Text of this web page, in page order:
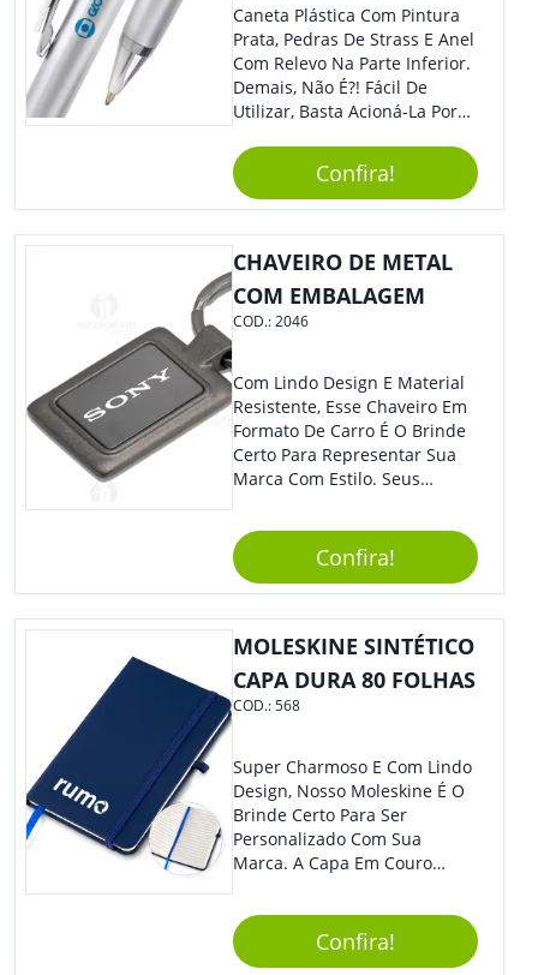
Contratos Com Elegância E
Segurança.
Caneta Plástica Com Pintura
Prata, Pedras De Strass E Anel
Com Relevo Na Parte Inferior.
Demais, Não É?! Fácil De
Utilizar, Basta Acioná-La Por
Confira!
CHAVEIRO DE METAL
COM EMBALAGEM
COD.:2046
Com Lindo Design E Material
Resistente, Esse Chaveiro Em
Formato De Carro É O Brinde
Certo Para Representar Sua
Marca Com Estilo. Seus
Adorar.
Confira!
MOLESKINE SINTÉTICO
CAPA DURA 80 FOLHAS
COD.:568
Super Charmoso E Com Lindo
Design, Nosso Moleskine É O
Brinde Certo Para Ser
Personalizado Com Sua
Marca. A Capa Em Couro
Elástico Permite Maior
Segurança Ao Carregá-Lo.
Ofereça A Seus Clientes E
Confira!